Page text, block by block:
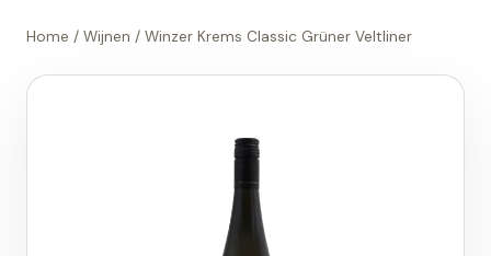
Home / Wijnen / Winzer Krems Classic Grüner Veltliner